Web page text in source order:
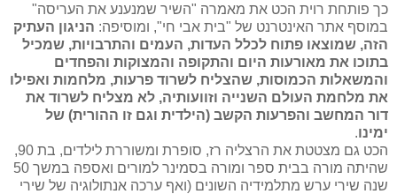
כך פותחת רוית הכט את מאמרה "השיר שמנענע את העריסה"
במוסף אתר האינטרנט של "בית אבי חי", ומוסיפה: הניגון העתיק
הזה, שמוצאו פתוח לכלל העדות, העמים והתרבויות, שמכיל
בתוכו את מאורעות היום והתקופה והמצוקות והפחדים
והמשאלות הכמוסות, שהצליח לשרוד פרעות, מלחמות ואפילו
את מלחמת העולם השנייה וזוועותיה, לא מצליח לשרוד את
דור המחשב והפרעות הקשב (הילדית וגם זו ההורית) של
ימינו.
הכט גם מצטטת את הרצליה רז, סופרת ומשוררת לילדים, בת 90,
שהיתה מורה בבית ספר ומורה בסמינר למורים ואספה במשך 50
שנה שירי ערש מתלמידיה השונים (ואף ערכה אנתולוגיה של שירי